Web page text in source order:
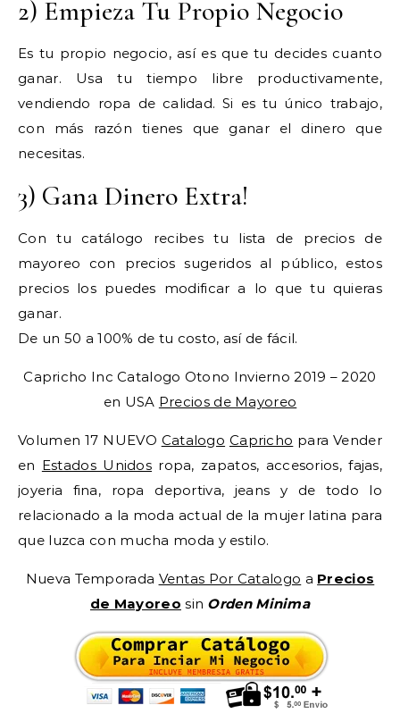
2) Empieza Tu Propio Negocio
Es tu propio negocio, así es que tu decides cuanto
ganar. Usa tu tiempo libre productivamente,
vendiendo ropa de calidad. Si es tu único trabajo,
con más razón tienes que ganar el dinero que
necesitas.
3) Gana Dinero Extra!
Con tu catálogo recibes tu lista de precios de
mayoreo con precios sugeridos al público, estos
precios los puedes modificar a lo que tu quieras
ganar.
De un 50 a 100% de tu costo, así de fácil.
Capricho Inc Catalogo Otono Invierno 2019 – 2020
en USA Precios de Mayoreo
Volumen 17 NUEVO Catalogo Capricho para Vender
en Estados Unidos ropa, zapatos, accesorios, fajas,
joyeria fina, ropa deportiva, jeans y de todo lo
relacionado a la moda actual de la mujer latina para
que luzca con mucha moda y estilo.
Nueva Temporada Ventas Por Catalogo a Precios
de Mayoreo sin Orden Minima